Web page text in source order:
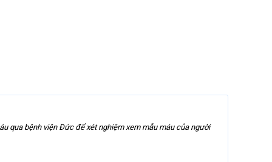
qua bệnh viện Đức để xét nghiệm xem mẫu máu của người